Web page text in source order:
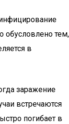
обусловлено тем,
в
заражение
встречаются
погибает в